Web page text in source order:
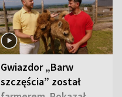
Gwiazdor „Barw
szczęścia” został